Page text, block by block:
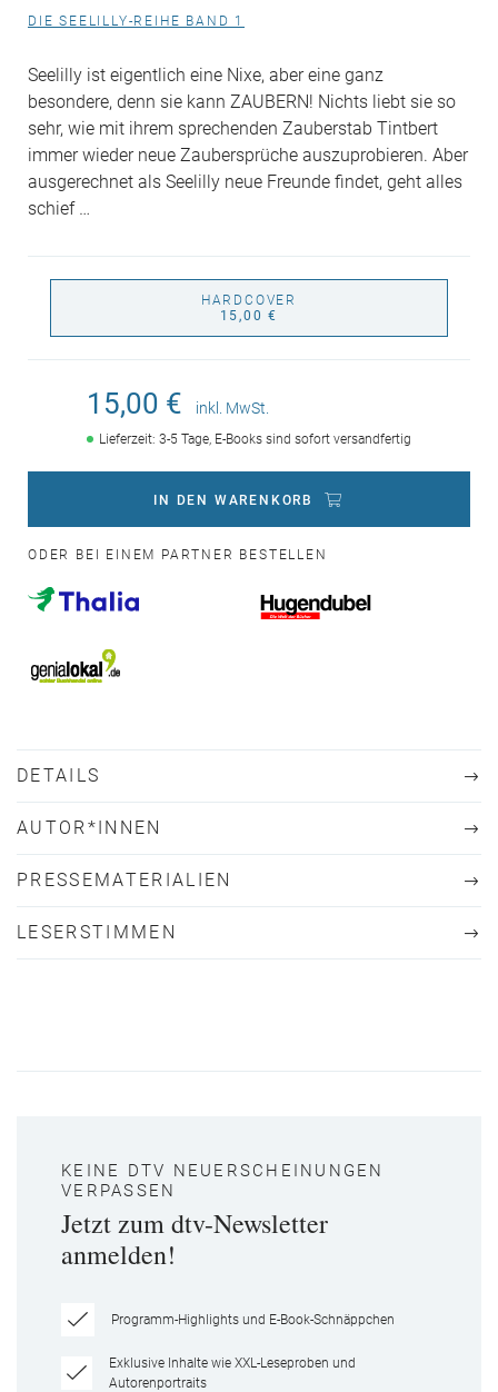
DIE SEELILLY-REIHE BAND 1
Seelilly ist eigentlich eine Nixe, aber eine ganz
besondere, denn sie kann ZAUBERN! Nichts liebt sie so
sehr, wie mit ihrem sprechenden Zauberstab Tintbert
immer wieder neue Zaubersprüche auszuprobieren. Aber
ausgerechnet als Seelilly neue Freunde findet, geht alles
schief …
HARDCOVER
15,00 €
15,00 € inkl. MwSt.
Lieferzeit: 3-5 Tage, E-Books sind sofort versandfertig
IN DEN WARENKORB
ODER BEI EINEM PARTNER BESTELLEN
DETAILS
AUTOR*INNEN
PRESSEMATERIALIEN
LESERSTIMMEN
KEINE DTV NEUERSCHEINUNGEN
VERPASSEN
Jetzt zum dtv-Newsletter
anmelden!
Programm-Highlights und E-Book-Schnäppchen
Exklusive Inhalte wie XXL-Leseproben und
Autorenportraits